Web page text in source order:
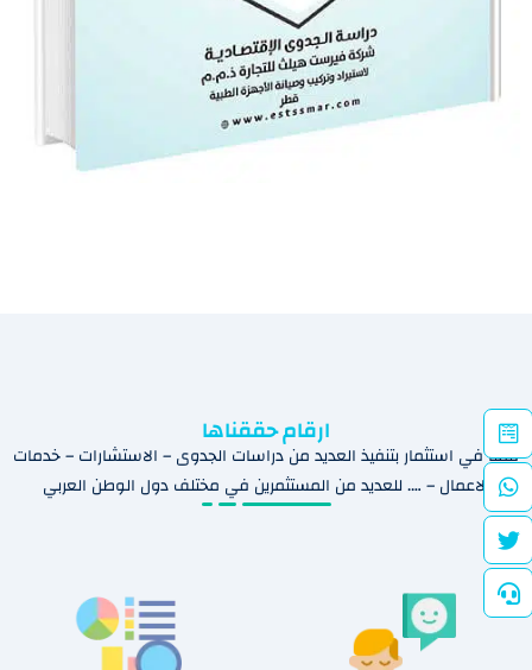
ارقام حققناها
قمنا في استثمار بتنفيذ العديد من دراسات الجدوى – الاستشارات – خدمات
الاعمال – …. للعديد من المستثمرين في مختلف دول الوطن العربي